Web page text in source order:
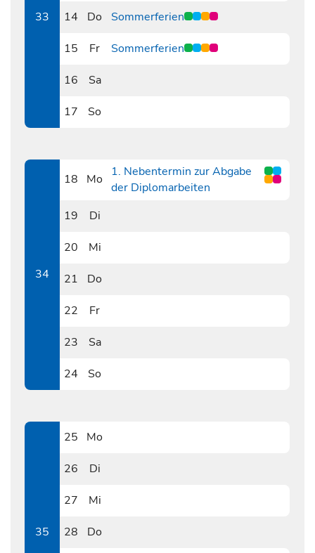
33
14
Do Sommerferien
15
Fr Sommerferien
16
Sa
17
So
34
18
Mo
1. Nebentermin zur Abgabe
der Diplomarbeiten
19
Di
20
Mi
21
Do
22
Fr
23
Sa
24
So
35
25
Mo
26
Di
27
Mi
28
Do